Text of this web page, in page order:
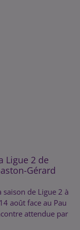
Ligue 2 de
Gérard
saison de Ligue 2 à
août face au Pau
attendue par